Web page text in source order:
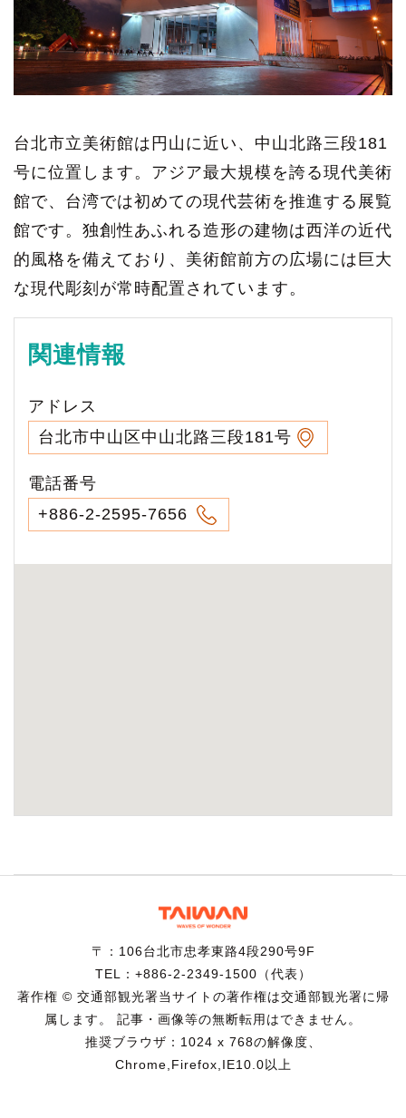
台北市立美術館は円山に近い、中山北路三段181
号に位置します。アジア最大規模を誇る現代美術
館で、台湾では初めての現代芸術を推進する展覧
館です。独創性あふれる造形の建物は西洋の近代
的風格を備えており、美術館前方の広場には巨大
な現代彫刻が常時配置されています。
関連情報
アドレス
台北市中山区中山北路三段181号
電話番号
+886-2-2595-7656
〒：106台北市忠孝東路4段290号9F
TEL：+886-2-2349-1500（代表）
著作権 © 交通部観光署当サイトの著作権は交通部観光署に帰
属します。 記事・画像等の無断転用はできません。
推奨ブラウザ：1024 x 768の解像度、
Chrome,Firefox,IE10.0以上